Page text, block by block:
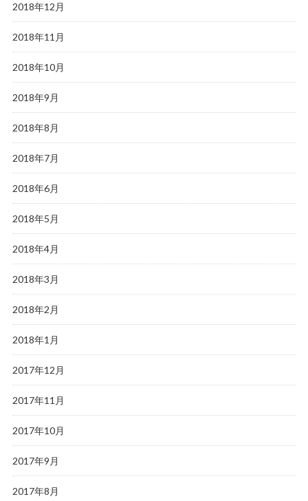
2018年12月
2018年11月
2018年10月
2018年9月
2018年8月
2018年7月
2018年6月
2018年5月
2018年4月
2018年3月
2018年2月
2018年1月
2017年12月
2017年11月
2017年10月
2017年9月
2017年8月